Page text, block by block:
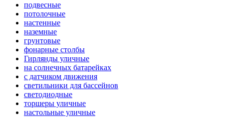
подвесные
потолочные
настенные
наземные
грунтовые
фонарные столбы
Гирлянды уличные
на солнечных батарейках
с датчиком движения
светильники для бассейнов
светодиодные
торшеры уличные
настольные уличные